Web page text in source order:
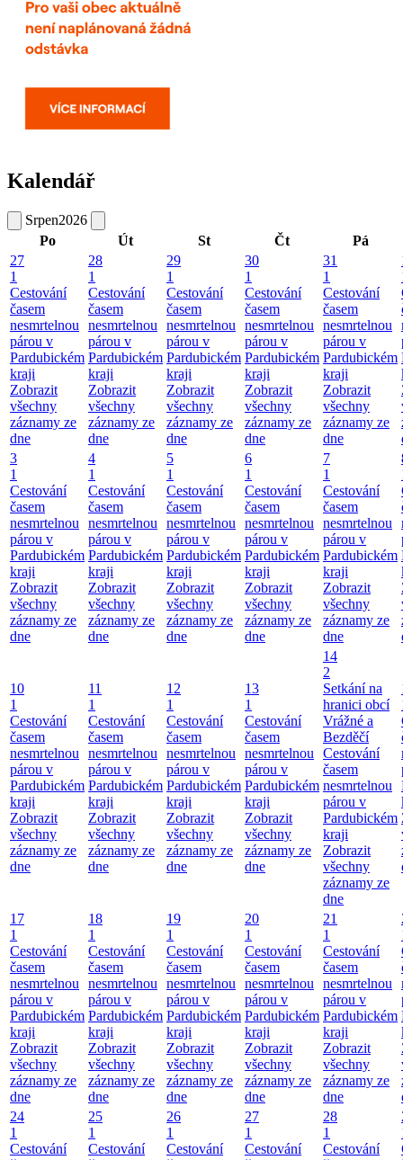
Kalendář
Srpen2026
Po
Út St Čt
Pá
27
1
Cestování
časem
nesmrtelnou
párou v
Pardubickém
kraji
Zobrazit
všechny
záznamy ze
dne
28
1
Cestování
časem
nesmrtelnou
párou v
Pardubickém
kraji
Zobrazit
všechny
záznamy ze
dne
29
1
Cestování
časem
nesmrtelnou
párou v
Pardubickém
kraji
Zobrazit
všechny
záznamy ze
dne
30
1
Cestování
časem
nesmrtelnou
párou v
Pardubickém
kraji
Zobrazit
všechny
záznamy ze
dne
31
1
Cestování
časem
nesmrtelnou
párou v
Pardubickém
kraji
Zobrazit
všechny
záznamy ze
dne
3
1
Cestování
časem
nesmrtelnou
párou v
Pardubickém
kraji
Zobrazit
všechny
záznamy ze
dne
4
1
Cestování
časem
nesmrtelnou
párou v
Pardubickém
kraji
Zobrazit
všechny
záznamy ze
dne
5
1
Cestování
časem
nesmrtelnou
párou v
Pardubickém
kraji
Zobrazit
všechny
záznamy ze
dne
6
1
Cestování
časem
nesmrtelnou
párou v
Pardubickém
kraji
Zobrazit
všechny
záznamy ze
dne
7
1
Cestování
časem
nesmrtelnou
párou v
Pardubickém
kraji
Zobrazit
všechny
záznamy ze
dne
10
1
Cestování
časem
nesmrtelnou
párou v
Pardubickém
kraji
Zobrazit
všechny
záznamy ze
dne
11
1
Cestování
časem
nesmrtelnou
párou v
Pardubickém
kraji
Zobrazit
všechny
záznamy ze
dne
12
1
Cestování
časem
nesmrtelnou
párou v
Pardubickém
kraji
Zobrazit
všechny
záznamy ze
dne
13
1
Cestování
časem
nesmrtelnou
párou v
Pardubickém
kraji
Zobrazit
všechny
záznamy ze
dne
14
2
Setkání na
hranici obcí
Vrážné a
Bezděčí
Cestování
časem
nesmrtelnou
párou v
Pardubickém
kraji
Zobrazit
všechny
záznamy ze
dne
17
1
Cestování
časem
nesmrtelnou
párou v
Pardubickém
kraji
Zobrazit
všechny
záznamy ze
dne
18
1
Cestování
časem
nesmrtelnou
párou v
Pardubickém
kraji
Zobrazit
všechny
záznamy ze
dne
19
1
Cestování
časem
nesmrtelnou
párou v
Pardubickém
kraji
Zobrazit
všechny
záznamy ze
dne
20
1
Cestování
časem
nesmrtelnou
párou v
Pardubickém
kraji
Zobrazit
všechny
záznamy ze
dne
21
1
Cestování
časem
nesmrtelnou
párou v
Pardubickém
kraji
Zobrazit
všechny
záznamy ze
dne
24
1
Cestování
25
1
Cestování
26
1
Cestování
27
1
Cestování
28
1
Cestování